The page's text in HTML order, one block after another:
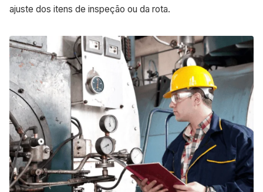
ajuste dos itens de inspeção ou da rota.